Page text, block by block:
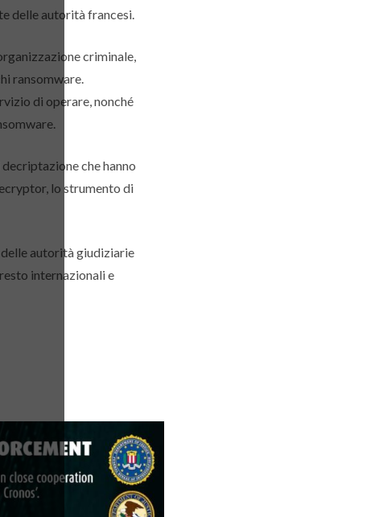
delle autorità francesi.
criminale,
ransomware.
di operare, nonché
che hanno
lo strumento di
autorità giudiziarie
internazionali e